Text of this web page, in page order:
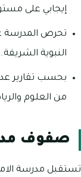
إيجابي على
تحرص المدرسة
النبوية الشريفة.
من العلوم
صفوف
تستقبل مدرسة